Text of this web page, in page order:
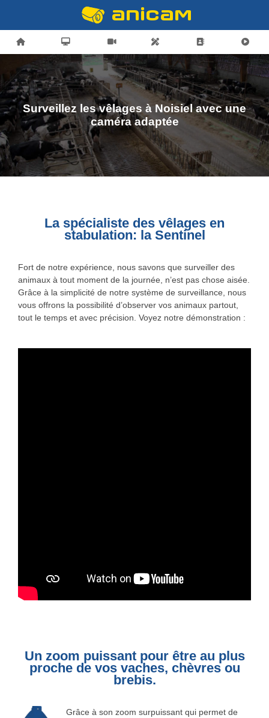
Surveillez les vêlages à Noisiel avec une
caméra adaptée
La spécialiste des vêlages en
stabulation: la Sentinel
Fort de notre expérience, nous savons que surveiller des
animaux à tout moment de la journée, n’est pas chose aisée.
Grâce à la simplicité de notre système de surveillance, nous
vous offrons la possibilité d’observer vos animaux partout,
tout le temps et avec précision. Voyez notre démonstration :
Un zoom puissant pour être au plus
proche de vos vaches, chèvres ou
brebis.
Grâce à son zoom surpuissant qui permet de